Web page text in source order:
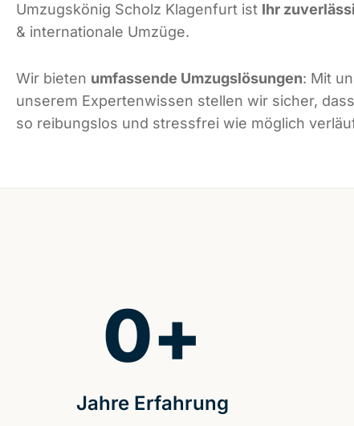
Umzugskönig Scholz Klagenfurt ist Ihr
& internationale Umzüge.
Wir bieten umfassende Umzugslösungen: Mit
unserem Expertenwissen stellen wir sicher,
so reibungslos und stressfrei wie möglich
Jahre Erfahrung
0+